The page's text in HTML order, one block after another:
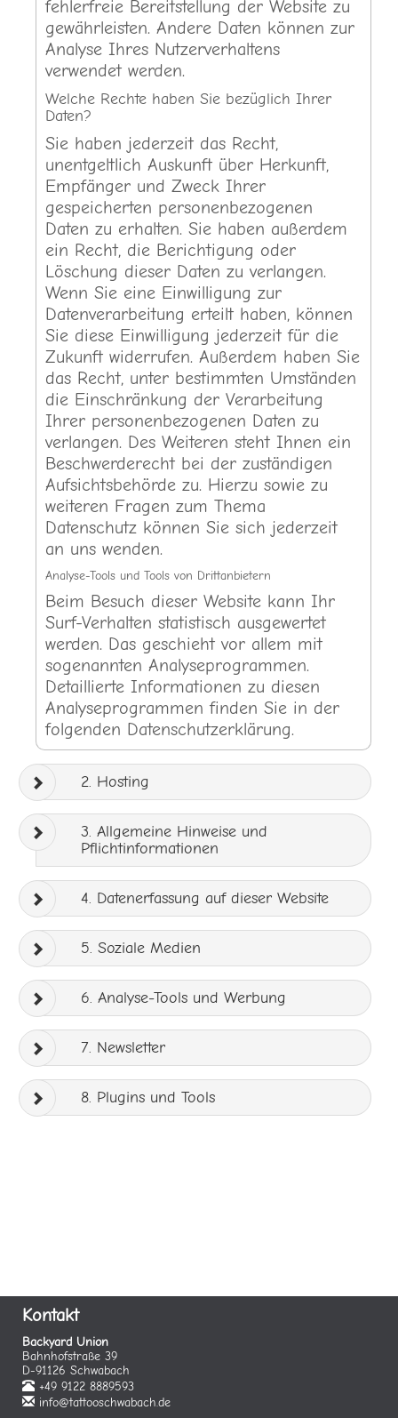
fehlerfreie Bereitstellung der Website zu
gewährleisten. Andere Daten können zur
Analyse Ihres Nutzerverhaltens
verwendet werden.
Welche Rechte haben Sie bezüglich Ihrer
Daten?
Sie haben jederzeit das Recht,
unentgeltlich Auskunft über Herkunft,
Empfänger und Zweck Ihrer
gespeicherten personenbezogenen
Daten zu erhalten. Sie haben außerdem
ein Recht, die Berichtigung oder
Löschung dieser Daten zu verlangen.
Wenn Sie eine Einwilligung zur
Datenverarbeitung erteilt haben, können
Sie diese Einwilligung jederzeit für die
Zukunft widerrufen. Außerdem haben Sie
das Recht, unter bestimmten Umständen
die Einschränkung der Verarbeitung
Ihrer personenbezogenen Daten zu
verlangen. Des Weiteren steht Ihnen ein
Beschwerderecht bei der zuständigen
Aufsichtsbehörde zu. Hierzu sowie zu
weiteren Fragen zum Thema
Datenschutz können Sie sich jederzeit
an uns wenden.
Analyse-Tools und Tools von Drittanbietern
Beim Besuch dieser Website kann Ihr
Surf-Verhalten statistisch ausgewertet
werden. Das geschieht vor allem mit
sogenannten Analyseprogrammen.
Detaillierte Informationen zu diesen
Analyseprogrammen finden Sie in der
folgenden Datenschutzerklärung.
2. Hosting
3. Allgemeine Hinweise und
Pflichtinformationen
4. Datenerfassung auf dieser Website
5. Soziale Medien
6. Analyse-Tools und Werbung
7. Newsletter
8. Plugins und Tools
Kontakt
Backyard Union
Bahnhofstraße 39
D-91126 Schwabach
+49 9122 8889593
info@tattooschwabach.de